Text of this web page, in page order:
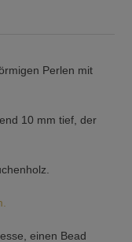
Perlen mit
10 mm tief, der
einen Bead